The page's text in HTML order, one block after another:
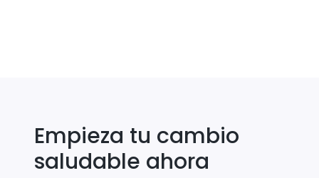
Empieza tu cambio
saludable ahora